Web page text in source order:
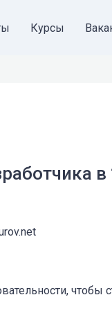
Курсы
в
чтобы